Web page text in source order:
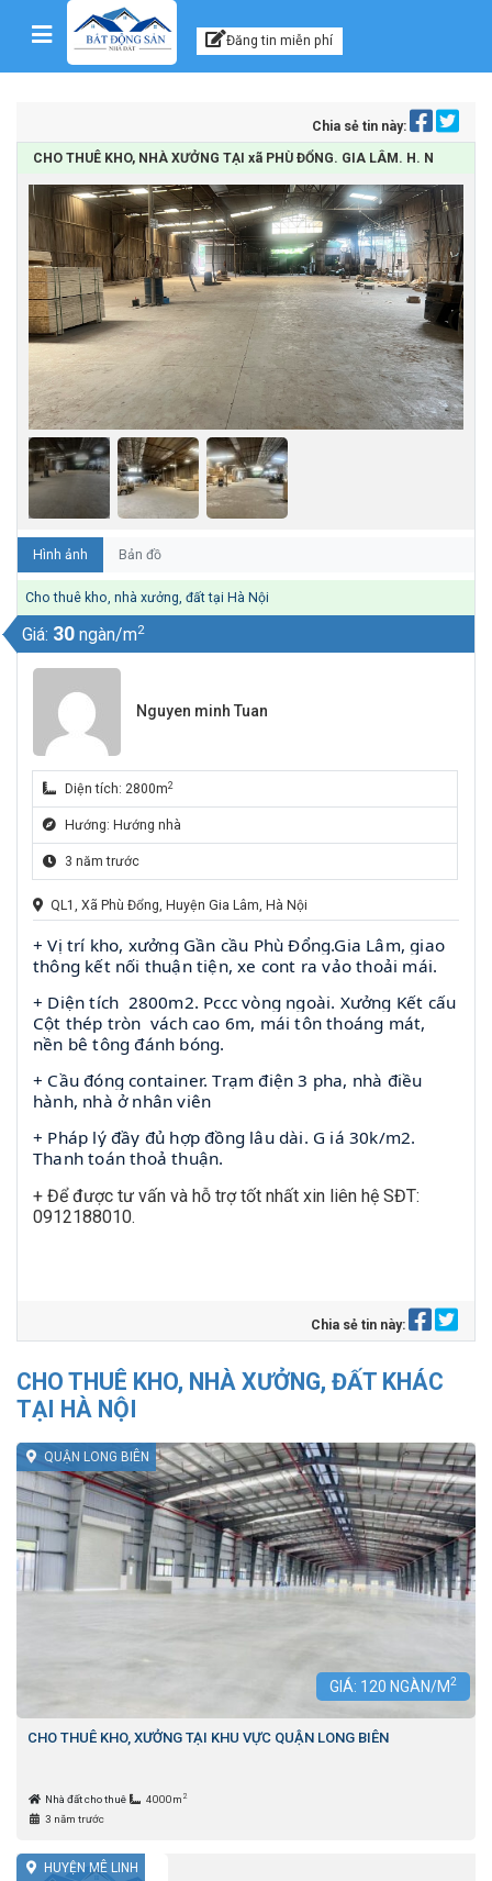
Skip to content Kênh thông tin, tư vấn
Đăng tin miễn phí
Chia sẻ tin này:
CHO THUÊ KHO, NHÀ XƯỞNG TẠI xã PHÙ ĐỔNG. GIA LÂM. H. N
Hình ảnh Bản đồ
Cho thuê kho, nhà xưởng, đất tại Hà Nội
Giá: 30 ngàn/m2
Nguyen minh Tuan
Diện tích: 2800m2
Hướng: Hướng nhà
3 năm trước
QL1, Xã Phù Đổng, Huyện Gia Lâm, Hà Nội
+ Vị trí kho, xưởng Gần cầu Phù Đổng.Gia Lâm, giao
thông kết nối thuận tiện, xe cont ra vảo thoải mái.
+ Diện tích 2800m2. Pccc vòng ngoài. Xưởng Kết cấu
Cột thép tròn vách cao 6m, mái tôn thoáng mát,
nền bê tông đánh bóng.
+ Cầu đóng container. Trạm điện 3 pha, nhà điều
hành, nhà ở nhân viên
+ Pháp lý đầy đủ hợp đồng lâu dài. G iá 30k/m2.
Thanh toán thoả thuận.
+ Để được tư vấn và hỗ trợ tốt nhất xin liên hệ SĐT:
0912188010.
Chia sẻ tin này:
CHO THUÊ KHO, NHÀ XƯỞNG, ĐẤT KHÁC
TẠI HÀ NỘI
QUẬN LONG BIÊN
GIÁ: 120 NGÀN/M2
CHO THUÊ KHO, XƯỞNG TẠI KHU VỰC QUẬN LONG BIÊN
Nhà đất cho thuê 4000m 2
3 năm trước
HUYỆN MÊ LINH